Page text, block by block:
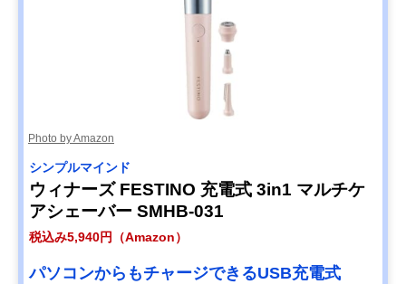
Photo by Amazon
シンプルマインド
ウィナーズ FESTINO 充電式 3in1 マルチケ
アシェーバー SMHB-031
税込み5,940円（Amazon）
パソコンからもチャージできるUSB充電式